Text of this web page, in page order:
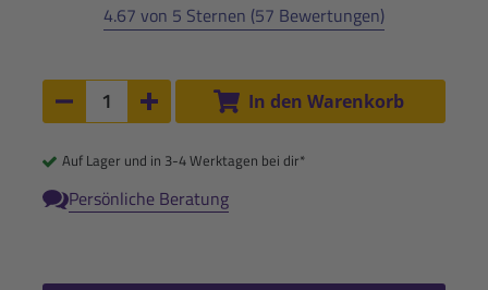
4.67 von 5 Sternen (57 Bewertungen)
Anzahl:
Anzahl um 1 verringern
Anzahl um 1 erhöhen
In den Warenkorb
Auf Lager und in 3-4 Werktagen bei dir*
Persönliche Beratung